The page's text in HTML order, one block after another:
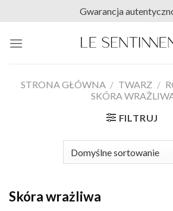
content
Gwarancja
STRONA GŁÓWNA / TWARZ /
SKÓRA
FILTRUJ
Skóra wrażliwa